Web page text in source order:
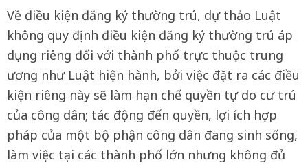
Về điều kiện đăng ký thường trú, dự thảo Luật
không quy định điều kiện đăng ký thường trú áp
dụng riêng đối với thành phố trực thuộc trung
ương như Luật hiện hành, bởi việc đặt ra các điều
kiện riêng này sẽ làm hạn chế quyền tự do cư trú
của công dân; tác động đến quyền, lợi ích hợp
pháp của một bộ phận công dân đang sinh sống,
làm việc tại các thành phố lớn nhưng không đủ